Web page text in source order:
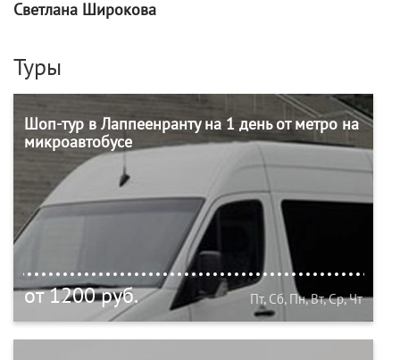
Светлана Широкова
Туры
Шоп-тур в Лаппеенранту на 1 день от метро на
микроавтобусе
от 1200 руб. Пт, Сб, Пн, Вт, Ср, Чт